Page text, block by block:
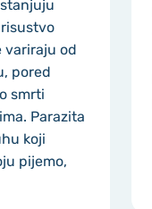
variraju od
pored
smrti
Parazita
koji
pijemo,